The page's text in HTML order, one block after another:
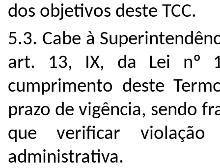
dos objetivos deste TCC.
5.3. Cabe à
art. 13, IX, da Lei nº
cumprimento deste
prazo de vigência, sendo
que verificar
administrativa.